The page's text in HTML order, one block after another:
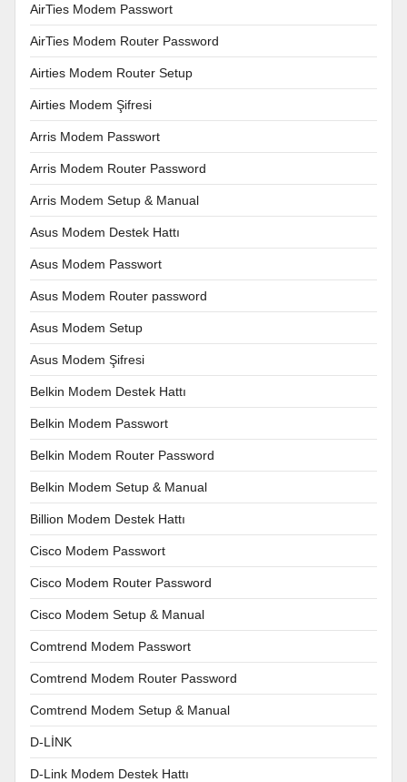
AirTies Modem Passwort
AirTies Modem Router Password
Airties Modem Router Setup
Airties Modem Şifresi
Arris Modem Passwort
Arris Modem Router Password
Arris Modem Setup & Manual
Asus Modem Destek Hattı
Asus Modem Passwort
Asus Modem Router password
Asus Modem Setup
Asus Modem Şifresi
Belkin Modem Destek Hattı
Belkin Modem Passwort
Belkin Modem Router Password
Belkin Modem Setup & Manual
Billion Modem Destek Hattı
Cisco Modem Passwort
Cisco Modem Router Password
Cisco Modem Setup & Manual
Comtrend Modem Passwort
Comtrend Modem Router Password
Comtrend Modem Setup & Manual
D-LİNK
D-Link Modem Destek Hattı